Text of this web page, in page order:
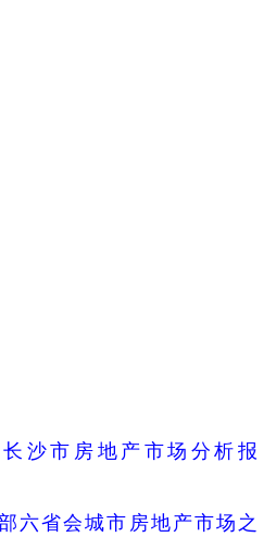
沙市房地产市场分析报
六省会城市房地产市场之